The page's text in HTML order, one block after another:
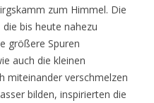
zum Himmel. Die
bis heute nahezu
größere Spuren
auch die kleinen
miteinander verschmelzen
bilden, inspirierten die